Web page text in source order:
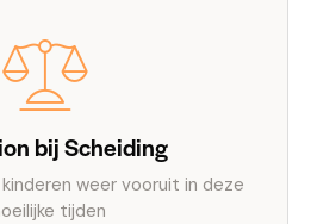
bij Scheiding
weer vooruit in deze
tijden